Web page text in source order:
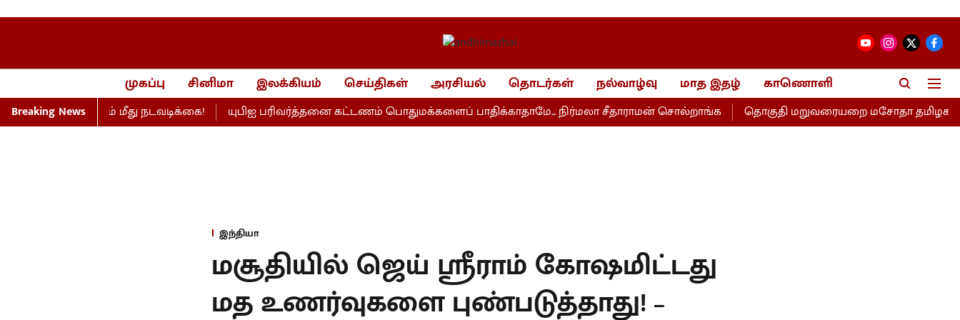
முகப்பு சினிமா இலக்கியம் செய்திகள் அரசியல் தொடர்கள் நல்வாழ்வு மாத இதழ் காணொளி
Breaking News
நிறுவனம் மீது நடவடிக்கை! யுபிஐ பரிவர்த்தனை கட்டணம் பொதுமக்களைப் பாதிக்காதாமே... நிர்மலா சீதாராமன் சொல்றாங்க தொகுதி மறுவரையறை மசோதா
இந்தியா
மசூதியில் ஜெய் ஸ்ரீராம் கோஷமிட்டது
மத உணர்வுகளை புண்படுத்தாது! –